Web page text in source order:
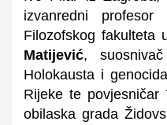
izvanredni
Filozofskog fakulteta
Matijević,
Holokausta i
Rijeke te povjesničar
obilaska grada